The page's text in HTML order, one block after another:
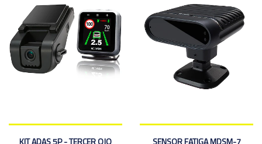
KIT ADAS 5P - TERCER OJO SENSOR FATIGA MDSM-7